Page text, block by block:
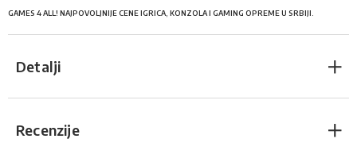
GAMES 4 ALL! NAJPOVOLJNIJE CENE IGRICA, KONZOLA I GAMING OPREME U SRBIJI.
Detalji
Recenzije